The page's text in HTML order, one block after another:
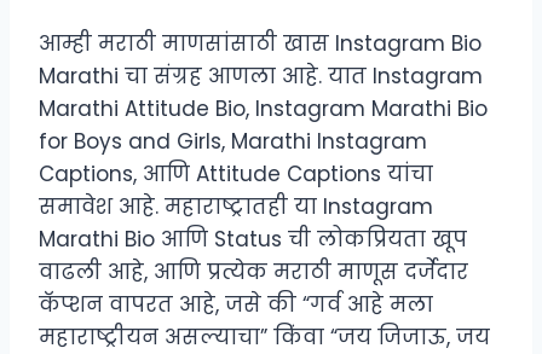
आम्ही मराठी माणसांसाठी खास Instagram Bio
Marathi चा संग्रह आणला आहे. यात Instagram
Marathi Attitude Bio, Instagram Marathi Bio
for Boys and Girls, Marathi Instagram
Captions, आणि Attitude Captions यांचा
समावेश आहे. महाराष्ट्रातही या Instagram
Marathi Bio आणि Status ची लोकप्रियता खूप
वाढली आहे, आणि प्रत्येक मराठी माणूस दर्जेदार
कॅप्शन वापरत आहे, जसे की “गर्व आहे मला
महाराष्ट्रीयन असल्याचा” किंवा “जय जिजाऊ, जय